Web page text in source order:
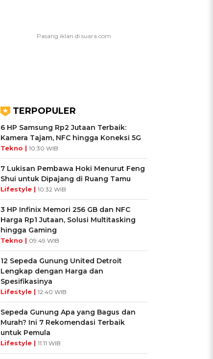
TERPOPULER
6 HP Samsung Rp2 Jutaan Terbaik:
Kamera Tajam, NFC hingga Koneksi 5G
Tekno | 10:30 WIB
7 Lukisan Pembawa Hoki Menurut Feng
Shui untuk Dipajang di Ruang Tamu
Lifestyle | 10:32 WIB
3 HP Infinix Memori 256 GB dan NFC
Harga Rp1 Jutaan, Solusi Multitasking
hingga Gaming
Tekno | 09:49 WIB
12 Sepeda Gunung United Detroit
Lengkap dengan Harga dan
Spesifikasinya
Lifestyle | 12:40 WIB
Sepeda Gunung Apa yang Bagus dan
Murah? Ini 7 Rekomendasi Terbaik
untuk Pemula
Lifestyle | 11:11 WIB